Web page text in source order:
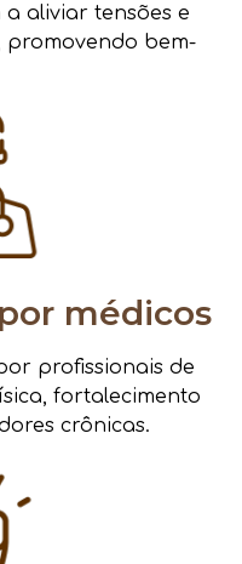
a aliviar tensões e
promovendo bem-
médicos
profissionais de
fortalecimento
crônicas.